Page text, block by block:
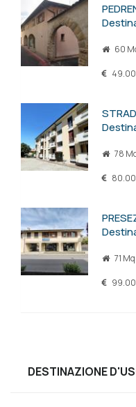
60
78
71 Mq
DESTINAZIONE